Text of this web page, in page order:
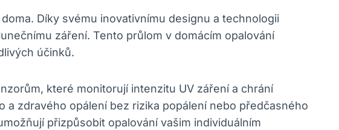
Díky svému inovativnímu designu a technologii
záření. Tento průlom v domácím opalování
účinků.
které monitorují intenzitu UV záření a chrání
zdravého opálení bez rizika popálení nebo předčasného
přizpůsobit opalování vašim individuálním